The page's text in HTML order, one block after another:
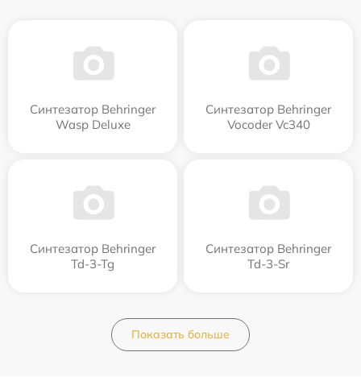
Синтезатор Behringer
Wasp Deluxe
Синтезатор Behringer
Vocoder Vc340
Синтезатор Behringer
Td-3-Tg
Синтезатор Behringer
Td-3-Sr
Показать больше